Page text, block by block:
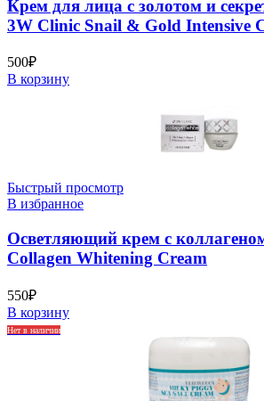
Крем для лица с золотом и
3W Clinic Snail & Gold Intensive
500₽
В корзину
Быстрый просмотр
В избранное
Осветляющий крем с
Collagen Whitening Cream
550₽
В корзину
Нет в наличии